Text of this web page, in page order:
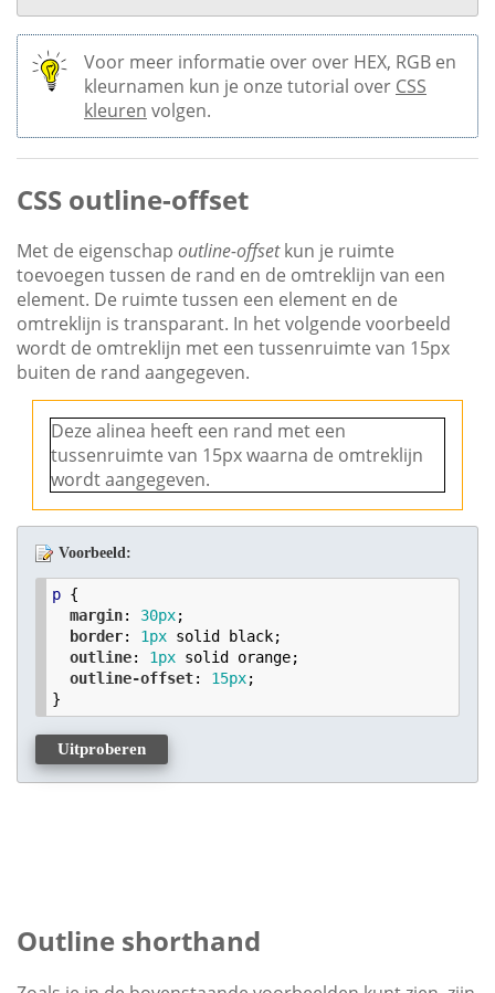
Voor meer informatie over over HEX, RGB en
kleurnamen kun je onze tutorial over CSS
kleuren volgen.
CSS outline-offset
Met de eigenschap outline-offsetkun je ruimte
toevoegen tussen de rand en de omtreklijn van een
element. De ruimte tussen een element en de
omtreklijn is transparant. In het volgende voorbeeld
wordt de omtreklijn met een tussenruimte van 15px
buiten de rand aangegeven.
Deze alinea heeft een rand met een
tussenruimte van 15px waarna de omtreklijn
wordt aangegeven.
Voorbeeld:
p {
margin: 30px;
border: 1px solid black;
outline: 1px solid orange;
outline-offset: 15px;
Uitproberen
Outline shorthand